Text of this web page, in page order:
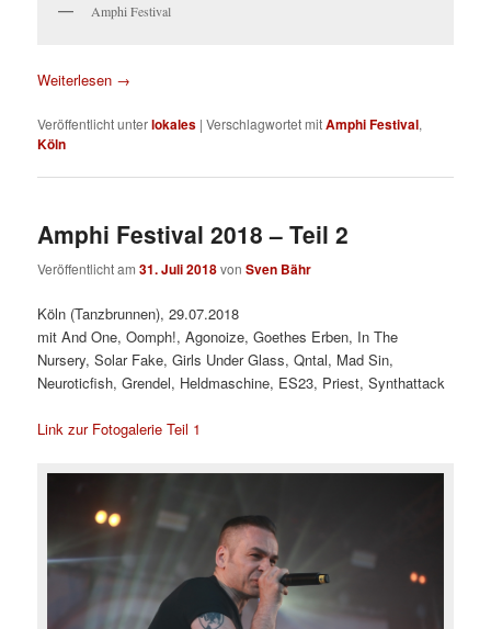
Amphi Festival
Weiterlesen →
Veröffentlicht unterlokales |Verschlagwortet mitAmphi Festival,
Köln
Amphi Festival 2018 – Teil 2
Veröffentlicht am31. Juli 2018vonSven Bähr
Köln (Tanzbrunnen), 29.07.2018
mit And One, Oomph!, Agonoize, Goethes Erben, In The
Nursery, Solar Fake, Girls Under Glass, Qntal, Mad Sin,
Neuroticfish, Grendel, Heldmaschine, ES23, Priest, Synthattack
Link zur Fotogalerie Teil 1